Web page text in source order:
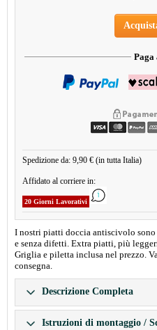
Paga
Spedizione da: 9,90 € (in tutta Italia)
Affidato al corriere in:
20 Giorni Lavorativi
I nostri piatti doccia antiscivolo
e senza difetti. Extra piatti, più
Griglia e piletta inclusa nel prezzo.
consegna.
Descrizione Completa
Istruzioni di montaggio /